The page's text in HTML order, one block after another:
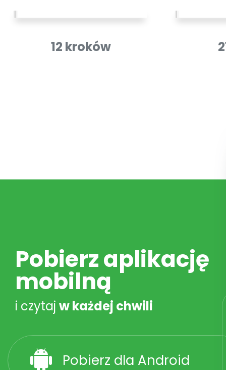
12 kroków
Pobierz aplikację
mobilną
i czytaj w każdej chwili
Pobierz dla Android